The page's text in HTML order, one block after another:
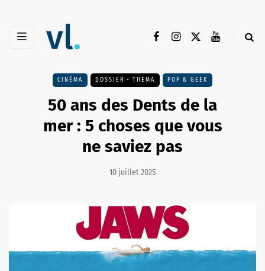
CINÉMA DOSSIER - THEMA POP & GEEK
50 ans des Dents de la
mer : 5 choses que vous
ne saviez pas
10 juillet 2025